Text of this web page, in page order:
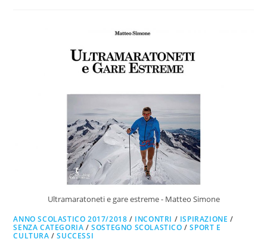
Ultramaratoneti e gare estreme - Matteo Simone
ANNO SCOLASTICO 2017/2018 / INCONTRI / ISPIRAZIONE /
SENZA CATEGORIA /SOSTEGNO SCOLASTICO /SPORT E
CULTURA /SUCCESSI